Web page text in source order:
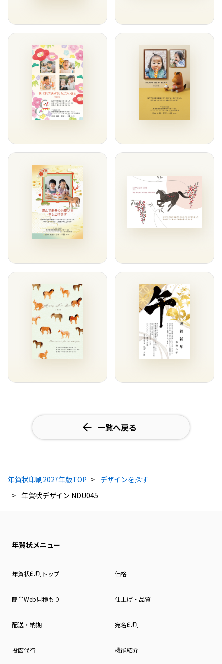
一覧へ戻る
年賀状印刷2027年版TOP
デザインを探す
年賀状デザイン NDU045
年賀状メニュー
年賀状印刷トップ 価格
簡単Web見積もり 仕上げ・品質
配送・納期 宛名印刷
投函代行 機能紹介